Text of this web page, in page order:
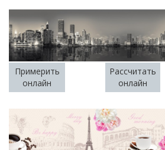
Примерить
онлайн
Рассчитать
онлайн